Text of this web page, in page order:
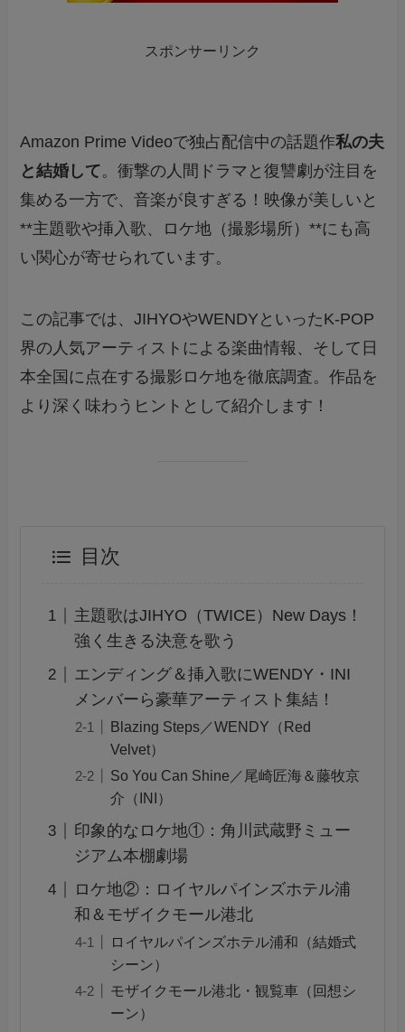
スポンサーリンク
Amazon Prime Videoで独占配信中の話題作私の夫
と結婚して。衝撃の人間ドラマと復讐劇が注目を
集める一方で、音楽が良すぎる！映像が美しいと
**主題歌や挿入歌、ロケ地（撮影場所）**にも高
い関心が寄せられています。
この記事では、JIHYOやWENDYといったK-POP
界の人気アーティストによる楽曲情報、そして日
本全国に点在する撮影ロケ地を徹底調査。作品を
より深く味わうヒントとして紹介します！
目次
主題歌はJIHYO（TWICE）New Days！
強く生きる決意を歌う
エンディング＆挿入歌にWENDY・INI
メンバーら豪華アーティスト集結！
Blazing Steps／WENDY（Red
Velvet）
So You Can Shine／尾崎匠海＆藤牧京
介（INI）
印象的なロケ地①：角川武蔵野ミュー
ジアム本棚劇場
ロケ地②：ロイヤルパインズホテル浦
和＆モザイクモール港北
ロイヤルパインズホテル浦和（結婚式
シーン）
モザイクモール港北・観覧車（回想シ
ーン）